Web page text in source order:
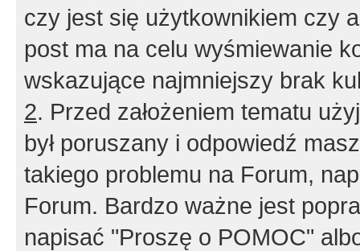
czy jest się użytkownikiem czy
post ma na celu wyśmiewanie
wskazujące najmniejszy brak
2. Przed założeniem tematu
był poruszany i odpowiedź
takiego problemu na Forum,
Forum. Bardzo ważne jest
napisać "Proszę o POMOC"